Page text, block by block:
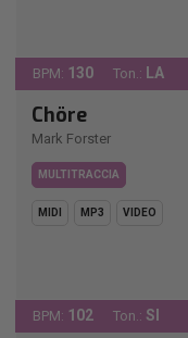
BPM: 130 Ton.: LA
Chöre
Mark Forster
MULTITRACCIA
MIDI MP3 VIDEO
BPM: 102 Ton.: SI